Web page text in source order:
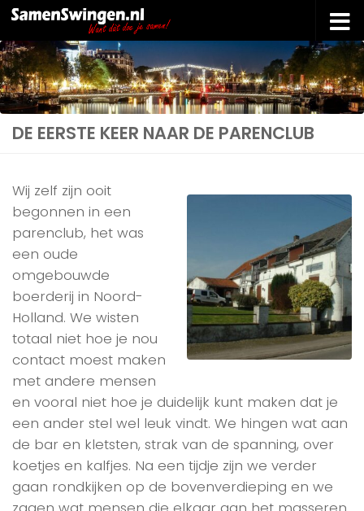
Doorgaan naar inhoud
DE EERSTE KEER NAAR DE PARENCLUB
Wij zelf zijn ooit
begonnen in een
parenclub, het was
een oude
omgebouwde
boerderij in Noord-
Holland. We wisten
totaal niet hoe je nou
contact moest maken
met andere mensen
en vooral niet hoe je duidelijk kunt maken dat je
een ander stel wel leuk vindt. We hingen wat aan
de bar en kletsten, strak van de spanning, over
koetjes en kalfjes. Na een tijdje zijn we verder
gaan rondkijken op de bovenverdieping en we